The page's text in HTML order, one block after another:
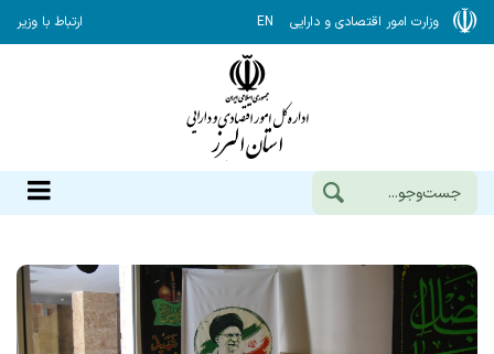
وزارت امور اقتصادی و دارایی EN ارتباط با وزیر